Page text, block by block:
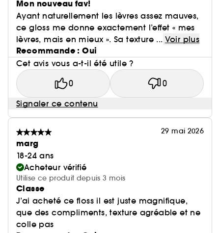
Mon nouveau fav!
Ayant naturellement les lèvres assez mauves,
ce gloss me donne exactement l’effet « mes
lèvres, mais en mieux ». Sa texture ... Voir plus
Recommande : Oui
Cet avis vous a-t-il été utile ?
0 0
Signaler ce contenu
29 mai 2026
marg
18-24 ans
Acheteur vérifié
Utilise ce produit depuis 3 mois
Classe
J’ai acheté ce floss il est juste magnifique,
que des compliments, texture agréable et ne
colle pas